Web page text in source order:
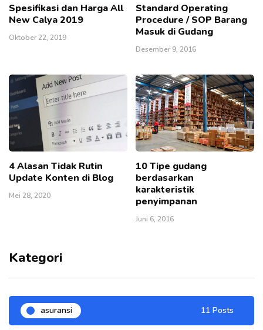
Spesifikasi dan Harga All
New Calya 2019
Oktober 22, 2019
Standard Operating
Procedure / SOP Barang
Masuk di Gudang
Desember 9, 2016
4 Alasan Tidak Rutin
Update Konten di Blog
Mei 28, 2020
10 Tipe gudang
berdasarkan
karakteristik
penyimpanan
Juni 6, 2016
Kategori
asuransi 11 Posts